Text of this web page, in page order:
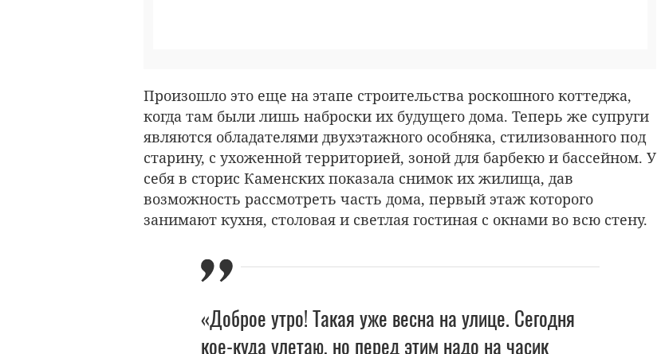
Произошло это еще на этапе строительства роскошного коттеджа,
когда там были лишь наброски их будущего дома. Теперь же супруги
являются обладателями двухэтажного особняка, стилизованного под
старину, с ухоженной территорией, зоной для барбекю и бассейном. У
себя в сторис Каменских показала снимок их жилища, дав
возможность рассмотреть часть дома, первый этаж которого
занимают кухня, столовая и светлая гостиная с окнами во всю стену.
«Доброе утро! Такая уже весна на улице. Сегодня
кое-куда улетаю, но перед этим надо на часик